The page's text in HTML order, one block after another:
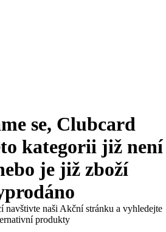
se, Clubcard
kategorii již není
je již zboží
navštivte naši Akční stránku a vyhledejte
produkty